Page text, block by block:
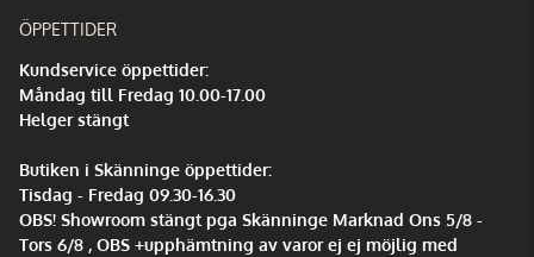
ÖPPETTIDER
Kundservice öppettider:
Måndag till Fredag 10.00-17.00
Helger stängt
Butiken i Skänninge öppettider:
Tisdag - Fredag 09.30-16.30
OBS! Showroom stängt pga Skänninge Marknad Ons 5/8 -
Tors 6/8 , OBS +upphämtning av varor ej ej möjlig med